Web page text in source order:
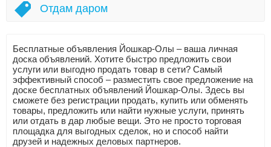
Отдам даром
Бесплатные объявления Йошкар-Олы – ваша личная
доска объявлений. Хотите быстро предложить свои
услуги или выгодно продать товар в сети? Самый
эффективный способ – разместить свое предложение на
доске бесплатных объявлений Йошкар-Олы. Здесь вы
сможете без регистрации продать, купить или обменять
товары, предложить или найти нужные услуги, принять
или отдать в дар любые вещи. Это не просто торговая
площадка для выгодных сделок, но и способ найти
друзей и надежных деловых партнеров.